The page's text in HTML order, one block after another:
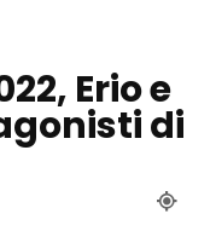
Erio e
di